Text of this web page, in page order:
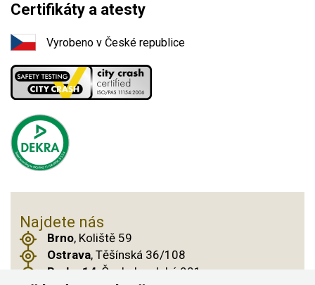
Certifikáty a atesty
Vyrobeno v České republice
Najdete nás
Brno, Koliště 59
Ostrava, Těšínská 36/108
Praha 14, Českobrodská 901